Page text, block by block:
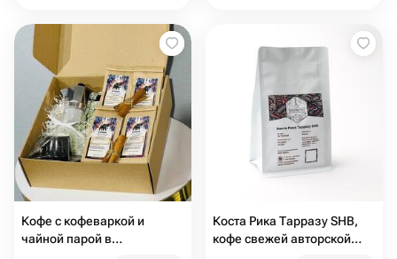
Кофе с кофеваркой и
чайной парой в
Коста Рика Тарразу SHB,
кофе свежей авторской